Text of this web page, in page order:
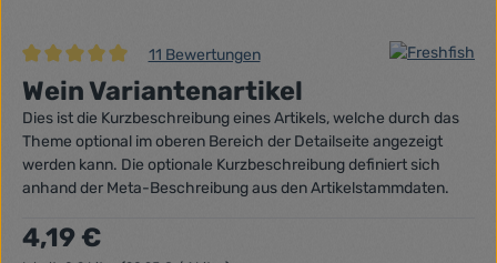
Durchschnittliche Bewertung von 5 von 5 Sternen
11 Bewertungen
Wein Variantenartikel
Dies ist die Kurzbeschreibung eines Artikels, welche durch das
Theme optional im oberen Bereich der Detailseite angezeigt
werden kann. Die optionale Kurzbeschreibung definiert sich
anhand der Meta-Beschreibung aus den Artikelstammdaten.
Regulärer Preis:
4,19 €